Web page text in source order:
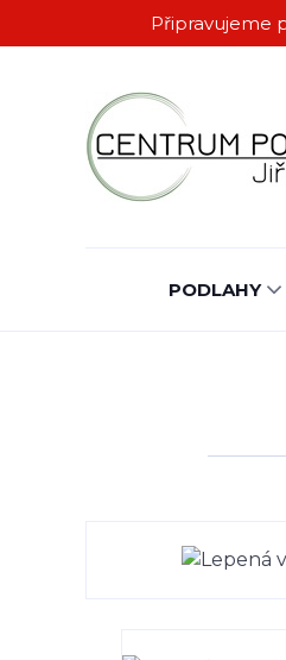
Připravujeme
PODLAHY